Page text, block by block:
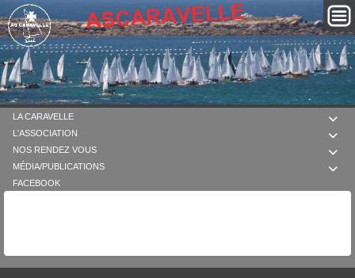

LA CARAVELLE

L'ASSOCIATION

NOS RENDEZ VOUS

MÉDIA/PUBLICATIONS
FACEBOOK